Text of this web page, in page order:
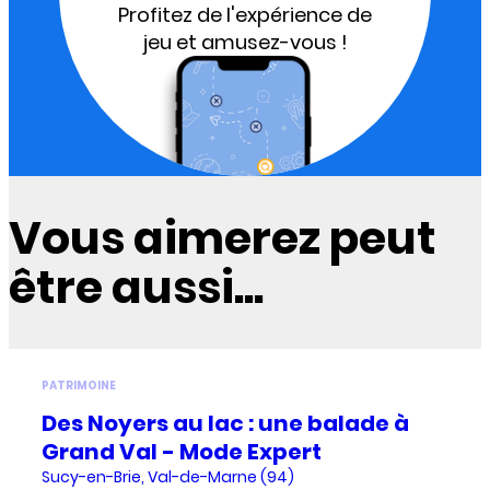
Profitez de l'expérience de
jeu et amusez-vous !
Vous aimerez peut
être aussi...
PATRIMOINE
Des Noyers au lac : une balade à
Grand Val - Mode Expert
Sucy-en-Brie, Val-de-Marne (94)